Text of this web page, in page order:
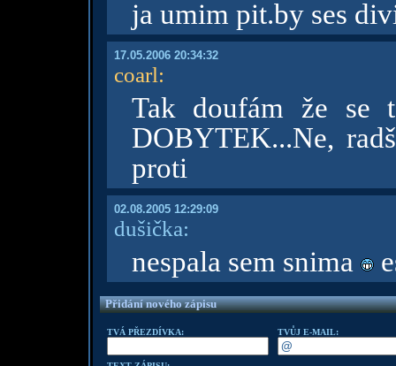
ja umim pit.by ses
17.05.2006 20:34:32
coarl:
Tak doufám že se
DOBYTEK...Ne,
proti
02.08.2005 12:29:09
dušička:
nespala sem snima
Přidání nového zápisu
TVÁ PŘEZDÍVKA: TVŮJ E-MAIL: